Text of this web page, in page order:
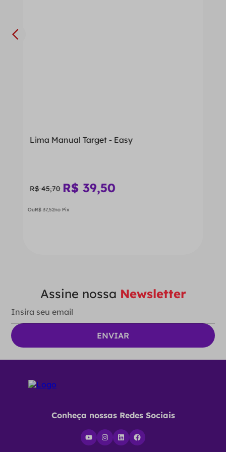
Lima Manual Target - Easy
R$ 45,70 R$ 39,50
OuR$ 37,52no Pix
Assine nossa Newsletter
Conheça nossas Redes Sociais